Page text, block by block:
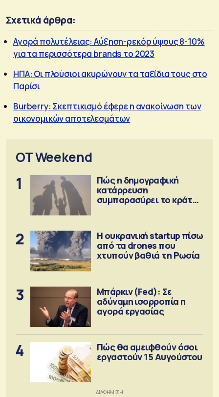
Σχετικά άρθρα:
Αγορά πολυτέλειας: Αύξηση-ρεκόρ ύψους 8-10%
για τα περισσότερα brands το 2023
ΗΠΑ: Οι πλούσιοι ακυρώνουν τα ταξίδια τους στο
Παρίσι
Burberry: Σκεπτικισμό έφερε η ανακοίνωση των
οικονομικών αποτελεσμάτων
OT Weekend
1
Πώς η δημογραφική
κατάρρευση
συμπαρασύρει το κράτος
2
Η ουκρανική startup πίσω
από τα drones που
χτυπούν βαθιά τη Ρωσία
3
Μπάρκιν (Fed): Σε
αδύναμη ισορροπία η
αγορά εργασίας
4
Πώς θα αμειφθούν όσοι
εργαστούν 15 Αυγούστου